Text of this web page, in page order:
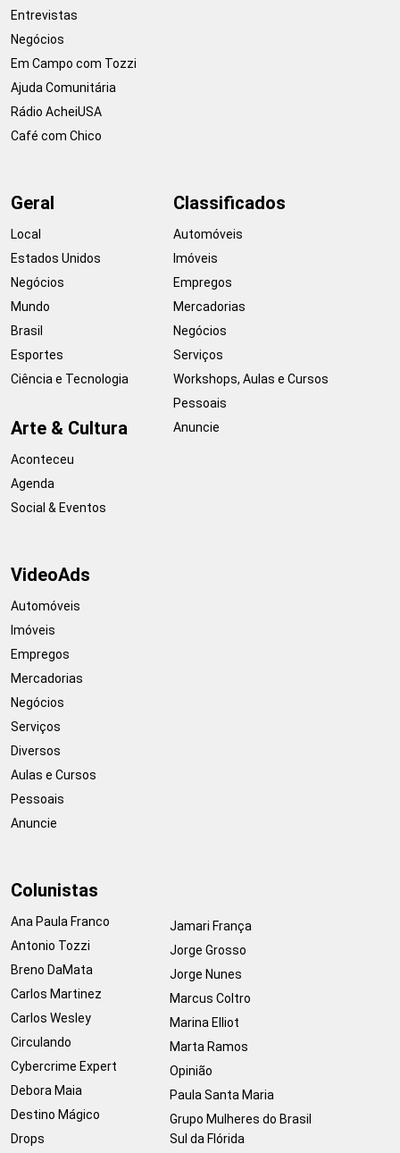
Entrevistas
Negócios
Em Campo com Tozzi
Ajuda Comunitária
Rádio AcheiUSA
Café com Chico
Geral
Local
Estados Unidos
Negócios
Mundo
Brasil
Esportes
Ciência e Tecnologia
Arte & Cultura
Aconteceu
Agenda
Social & Eventos
Classificados
Automóveis
Imóveis
Empregos
Mercadorias
Negócios
Serviços
Workshops, Aulas e Cursos
Pessoais
Anuncie
VideoAds
Automóveis
Imóveis
Empregos
Mercadorias
Negócios
Serviços
Diversos
Aulas e Cursos
Pessoais
Anuncie
Colunistas
Ana Paula Franco
Antonio Tozzi
Breno DaMata
Carlos Martinez
Carlos Wesley
Circulando
Cybercrime Expert
Debora Maia
Destino Mágico
Drops
Jamari França
Jorge Grosso
Jorge Nunes
Marcus Coltro
Marina Elliot
Marta Ramos
Opinião
Paula Santa Maria
Grupo Mulheres do Brasil
Sul da Flórida